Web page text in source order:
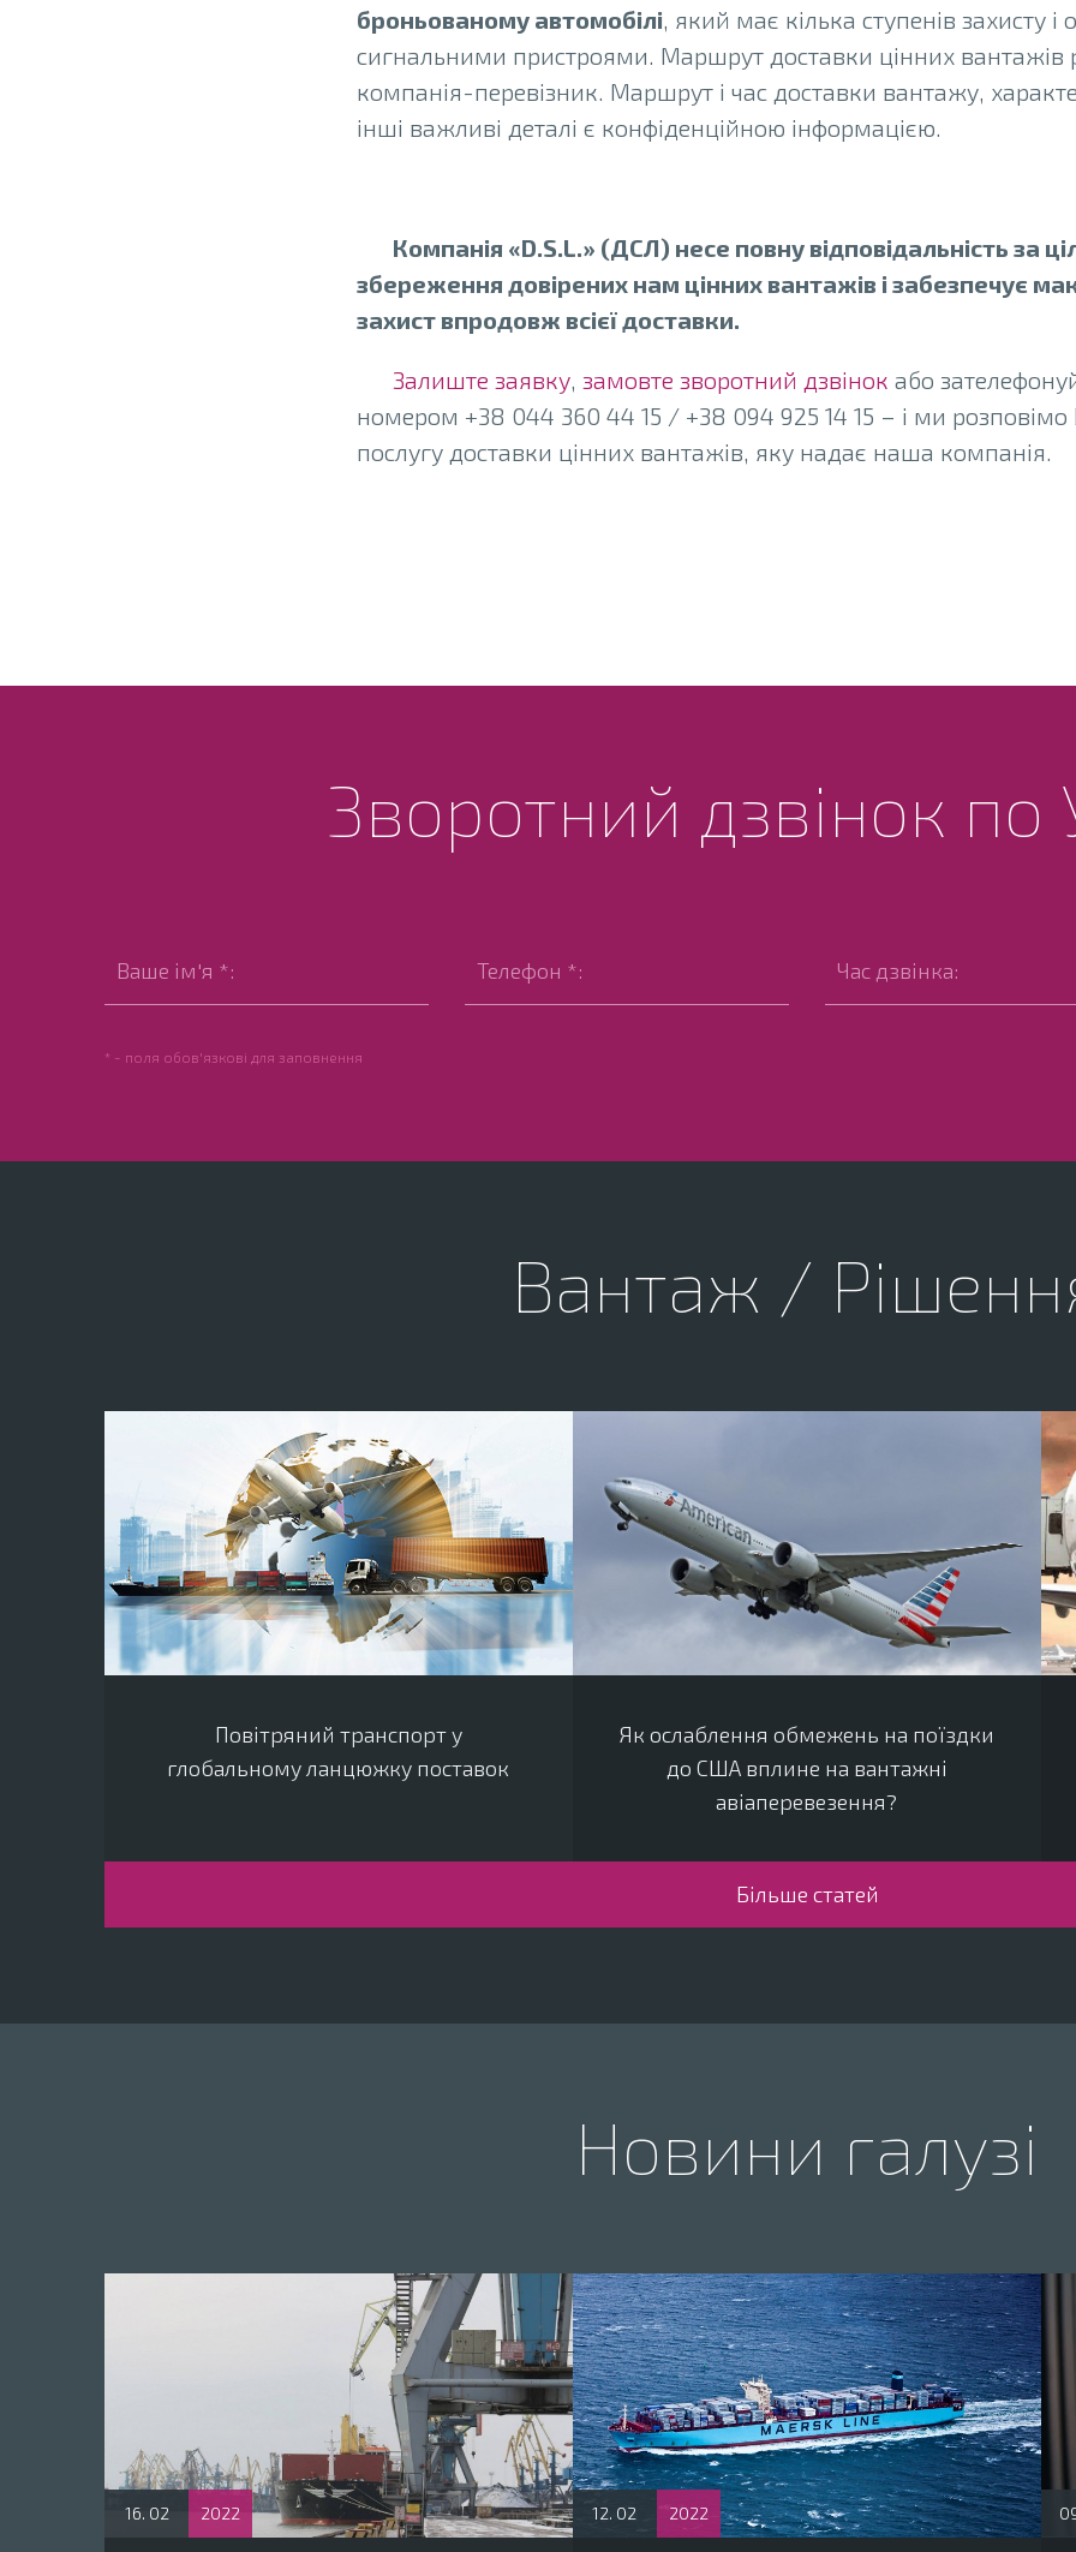
броньованому автомобілі, який має кілька ступенів захисту
сигнальними пристроями. Маршрут доставки цінних вантажів
компанія-перевізник. Маршрут і час доставки вантажу,
інші важливі деталі є конфіденційною інформацією.
Компанія «D.S.L.» (ДСЛ) несе повну відповідальність за
збереження довірених нам цінних вантажів і забезпечує
захист впродовж всієї доставки.
Залиште заявку, замовте зворотний дзвінок або
номером +38 044 360 44 15 / +38 094 925 14 15 – і ми
послугу доставки цінних вантажів, яку надає наша компанія.
Зворотний дзвінок по
* - поля обов'язкові для заповнення
Вантаж /
Повітряний транспорт у
глобальному ланцюжку поставок
Як ослаблення обмежень на поїздки
до США вплине на вантажні
авіаперевезення?
Більше статей
Новини галузі
16. 02 2022 12. 02 2022